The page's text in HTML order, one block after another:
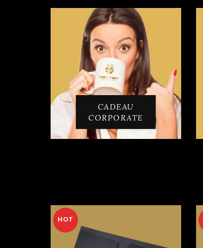
CADEAU
CORPORATE
HOT